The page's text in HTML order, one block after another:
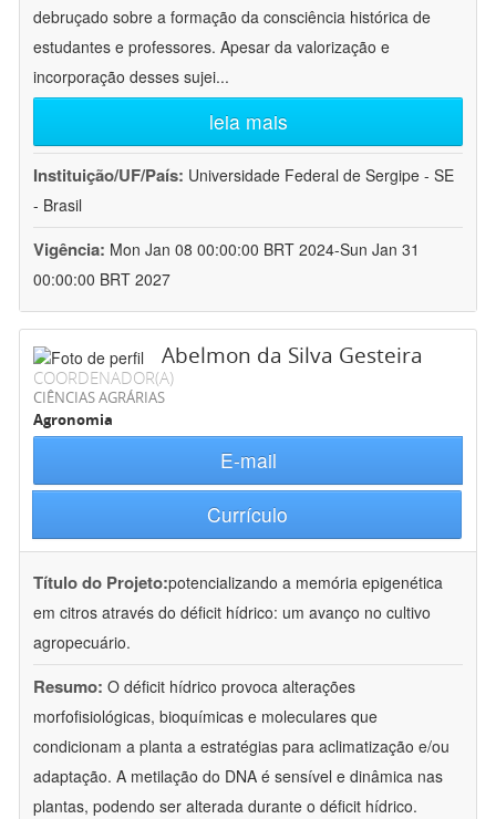
debruçado sobre a formação da consciência histórica de
estudantes e professores. Apesar da valorização e
incorporação desses sujei...
leia mais
Instituição/UF/País: Universidade Federal de Sergipe - SE
- Brasil
Vigência: Mon Jan 08 00:00:00 BRT 2024-Sun Jan 31
00:00:00 BRT 2027
Abelmon da Silva Gesteira
COORDENADOR(A)
CIÊNCIAS AGRÁRIAS
Agronomia
E-mail
Currículo
Título do Projeto:potencializando a memória epigenética
em citros através do déficit hídrico: um avanço no cultivo
agropecuário.
Resumo: O déficit hídrico provoca alterações
morfofisiológicas, bioquímicas e moleculares que
condicionam a planta a estratégias para aclimatização e/ou
adaptação. A metilação do DNA é sensível e dinâmica nas
plantas, podendo ser alterada durante o déficit hídrico.